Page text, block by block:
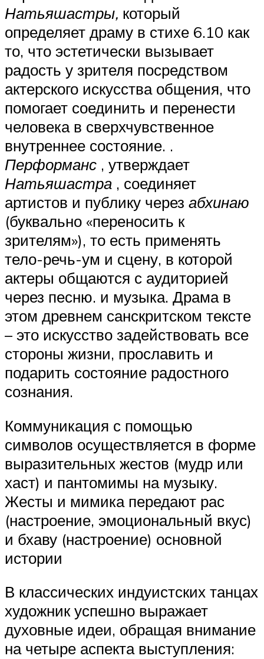
Натьяшастры, который
определяет драму в стихе 6.10 как
то, что эстетически вызывает
радость у зрителя посредством
актерского искусства общения, что
помогает соединить и перенести
человека в сверхчувственное
внутреннее состояние. .
Перформанс , утверждает
Натьяшастра , соединяет
артистов и публику через абхинаю
(буквально «переносить к
зрителям»), то есть применять
тело-речь-ум и сцену, в которой
актеры общаются с аудиторией
через песню. и музыка. Драма в
этом древнем санскритском тексте
– это искусство задействовать все
стороны жизни, прославить и
подарить состояние радостного
сознания.
Коммуникация с помощью
символов осуществляется в форме
выразительных жестов (мудр или
хаст) и пантомимы на музыку.
Жесты и мимика передают рас
(настроение, эмоциональный вкус)
и бхаву (настроение) основной
истории
В классических индуистских танцах
художник успешно выражает
духовные идеи, обращая внимание
на четыре аспекта выступления: